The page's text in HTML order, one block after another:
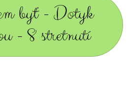
byť - Dotyk
- 8 stretnutí